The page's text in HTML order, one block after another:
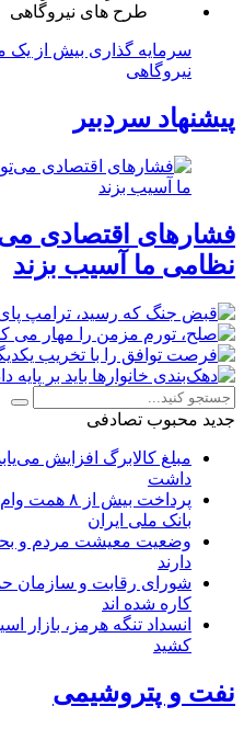
سرمایه گذاری بیش از یک
نیروگاهی
پیشنهاد سردبیر
فشارهای اقتصادی
نظامی ما آسیب بزند
جدید محبوب تصادفی
مبلغ کالابرگ افزایش
داشت
پرداخت بیش
بانک ملی ایران
وضعیت معیشت مردم و
دارند
شورای رقابت و سازمان
کاره شده اند
انسداد تنگه هرمز، بازار
کشید
نفت و پتروشیمی